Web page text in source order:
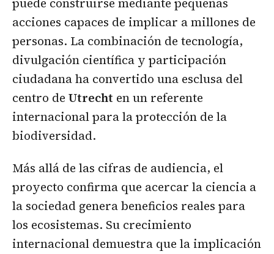
acciones capaces de implicar a millones de
personas. La combinación de tecnología,
divulgación científica y participación
ciudadana ha convertido una esclusa del
centro de Utrecht en un referente
internacional para la protección de la
biodiversidad.
Más allá de las cifras de audiencia, el
proyecto confirma que acercar la ciencia a
la sociedad genera beneficios reales para
los ecosistemas. Su crecimiento
internacional demuestra que la implicación